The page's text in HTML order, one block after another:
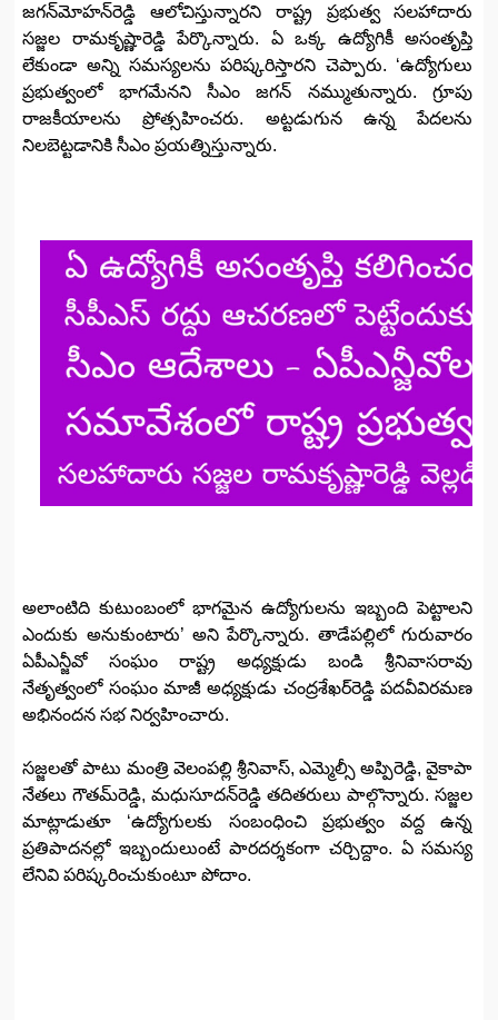
జగన్‌మోహన్‌రెడ్డి ఆలోచిస్తున్నారని రాష్ట్ర ప్రభుత్వ సలహాదారు
సజ్జల రామకృష్ణారెడ్డి పేర్కొన్నారు. ఏ ఒక్క ఉద్యోగికీ అసంతృప్తి
లేకుండా అన్ని సమస్యలను పరిష్కరిస్తారని చెప్పారు. ‘ఉద్యోగులు
ప్రభుత్వంలో భాగమేనని సీఎం జగన్‌ నమ్ముతున్నారు. గ్రూపు
రాజకీయాలను ప్రోత్సహించరు. అట్టడుగున ఉన్న పేదలను
నిలబెట్టడానికి సీఎం ప్రయత్నిస్తున్నారు.
అలాంటిది కుటుంబంలో భాగమైన ఉద్యోగులను ఇబ్బంది పెట్టాలని
ఎందుకు అనుకుంటారు’ అని పేర్కొన్నారు. తాడేపల్లిలో గురువారం
ఏపీఎన్జీవో సంఘం రాష్ట్ర అధ్యక్షుడు బండి శ్రీనివాసరావు
నేతృత్వంలో సంఘం మాజీ అధ్యక్షుడు చంద్రశేఖర్‌రెడ్డి పదవీవిరమణ
అభినందన సభ నిర్వహించారు.
సజ్జలతో పాటు మంత్రి వెలంపల్లి శ్రీనివాస్‌, ఎమ్మెల్సీ అప్పిరెడ్డి, వైకాపా
నేతలు గౌతమ్‌రెడ్డి, మధుసూదన్‌రెడ్డి తదితరులు పాల్గొన్నారు. సజ్జల
మాట్లాడుతూ ‘ఉద్యోగులకు సంబంధించి ప్రభుత్వం వద్ద ఉన్న
ప్రతిపాదనల్లో ఇబ్బందులుంటే పారదర్శకంగా చర్చిద్దాం. ఏ సమస్య
లేనివి పరిష్కరించుకుంటూ పోదాం.